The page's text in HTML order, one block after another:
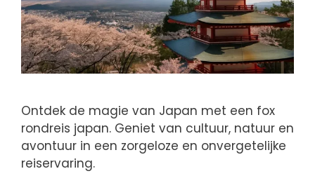
Ontdek de magie van Japan met een fox
rondreis japan. Geniet van cultuur, natuur en
avontuur in een zorgeloze en onvergetelijke
reiservaring.